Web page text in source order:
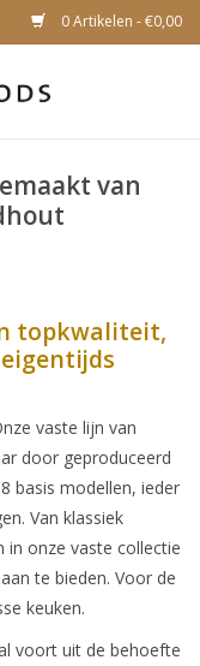
0 Artikelen - €0,00
van
topkwaliteit,
vaste lijn van
door geproduceerd
basis modellen, ieder
Van klassiek
onze vaste collectie
te bieden. Voor de
keuken.
voort uit de behoefte